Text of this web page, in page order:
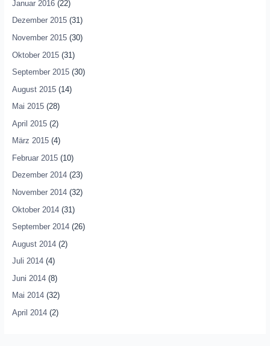
Januar 2016(22)
Dezember 2015(31)
November 2015(30)
Oktober 2015(31)
September 2015(30)
August 2015(14)
Mai 2015(28)
April 2015(2)
März 2015(4)
Februar 2015(10)
Dezember 2014(23)
November 2014(32)
Oktober 2014(31)
September 2014(26)
August 2014(2)
Juli 2014(4)
Juni 2014(8)
Mai 2014(32)
April 2014(2)